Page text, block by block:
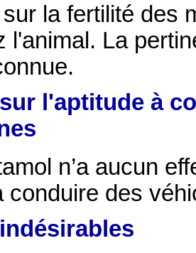
la fertilité des
l'animal. La
l'aptitude à
n’a aucun
conduire des